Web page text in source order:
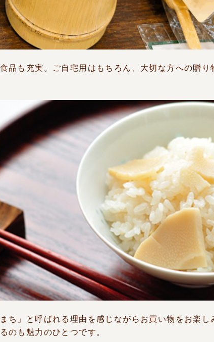
品も充実。ご自宅用はもちろん、大切な方への贈り
」と呼ばれる理由を感じながらお買い物をお楽し
のも魅力のひとつです。